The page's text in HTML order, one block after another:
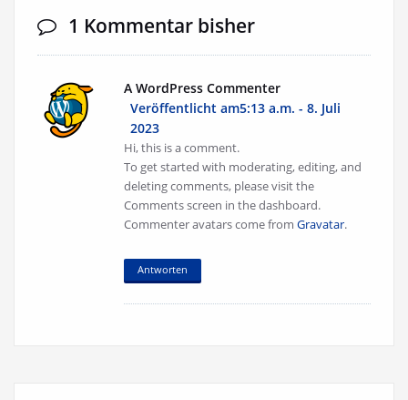
1 Kommentar bisher
A WordPress Commenter
Veröffentlicht am5:13 a.m. - 8. Juli
2023
Hi, this is a comment.
To get started with moderating, editing, and
deleting comments, please visit the
Comments screen in the dashboard.
Commenter avatars come from Gravatar.
Antworten